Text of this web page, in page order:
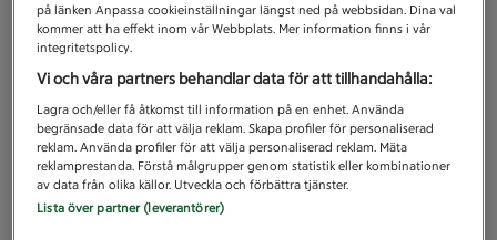
på länken Anpassa cookieinställningar längst ned på webbsidan. Dina val
kommer att ha effekt inom vår Webbplats. Mer information finns i vår
integritetspolicy.
Vi och våra partners behandlar data för att tillhandahålla:
Lagra och/eller få åtkomst till information på en enhet. Använda
begränsade data för att välja reklam. Skapa profiler för personaliserad
reklam. Använda profiler för att välja personaliserad reklam. Mäta
reklamprestanda. Förstå målgrupper genom statistik eller kombinationer
av data från olika källor. Utveckla och förbättra tjänster.
Lista över partner (leverantörer)